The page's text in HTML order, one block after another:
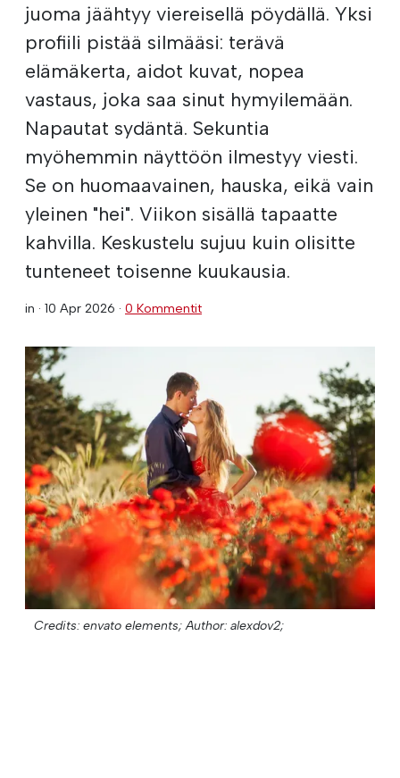
juoma jäähtyy viereisellä pöydällä. Yksi
profiili pistää silmääsi: terävä
elämäkerta, aidot kuvat, nopea
vastaus, joka saa sinut hymyilemään.
Napautat sydäntä. Sekuntia
myöhemmin näyttöön ilmestyy viesti.
Se on huomaavainen, hauska, eikä vain
yleinen "hei". Viikon sisällä tapaatte
kahvilla. Keskustelu sujuu kuin olisitte
tunteneet toisenne kuukausia.
in · 10 Apr 2026 · 0 Kommentit
Credits: envato elements; Author: alexdov2;